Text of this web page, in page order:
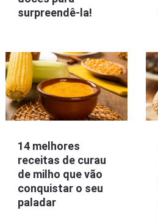
surpreendê-la!
14 melhores
receitas de curau
de milho que vão
conquistar o seu
paladar